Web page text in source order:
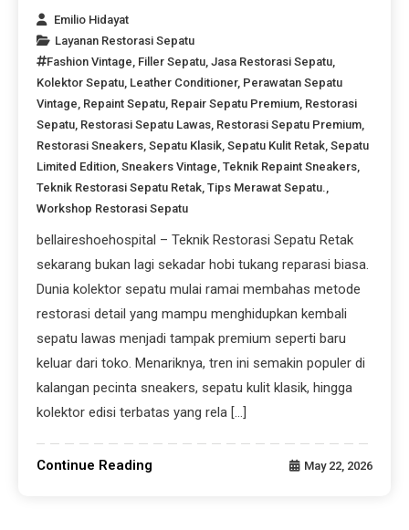
Emilio Hidayat
Layanan Restorasi Sepatu
Fashion Vintage Filler Sepatu ,Jasa Restorasi Sepatu
Kolektor Sepatu Leather Conditioner, Perawatan Sepatu
Vintage Repaint Sepatu Repair Sepatu Premium Restorasi
Sepatu Restorasi Sepatu Lawas Restorasi Sepatu Premium
Restorasi Sneakers ,Sepatu Klasik ,Sepatu Kulit Retak ,Sepatu
Limited Edition ,Sneakers Vintage ,Teknik Repaint Sneakers
Teknik Restorasi Sepatu Retak ,Tips Merawat Sepatu.
Workshop Restorasi Sepatu
bellaireshoehospital – Teknik Restorasi Sepatu Retak
sekarang bukan lagi sekadar hobi tukang reparasi biasa.
Dunia kolektor sepatu mulai ramai membahas metode
restorasi detail yang mampu menghidupkan kembali
sepatu lawas menjadi tampak premium seperti baru
keluar dari toko. Menariknya, tren ini semakin populer di
kalangan pecinta sneakers, sepatu kulit klasik, hingga
kolektor edisi terbatas yang rela […]
Continue Reading May 22, 2026